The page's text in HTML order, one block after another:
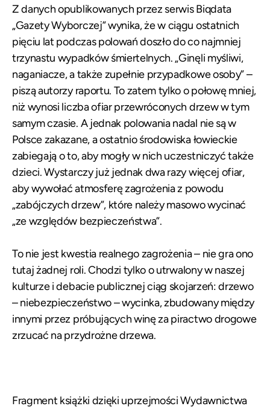
Z danych opublikowanych przez serwis Biqdata
„Gazety Wyborczej” wynika, że w ciągu ostatnich
pięciu lat podczas polowań doszło do co najmniej
trzynastu wypadków śmiertelnych. „Ginęli myśliwi,
naganiacze, a także zupełnie przypadkowe osoby”–
piszą autorzy raportu. To zatem tylko o połowę mniej,
niż wynosi liczba ofiar przewróconych drzew w tym
samym czasie. A jednak polowania nadal nie są w
Polsce zakazane, a ostatnio środowiska łowieckie
zabiegają o to, aby mogły w nich uczestniczyć także
dzieci. Wystarczy już jednak dwa razy więcej ofiar,
aby wywołać atmosferę zagrożenia z powodu
„zabójczych drzew”, które należy masowo wycinać
„ze względów bezpieczeństwa”.
To nie jest kwestia realnego zagrożenia – nie gra ono
tutaj żadnej roli. Chodzi tylko o utrwalony w naszej
kulturze i debacie publicznej ciąg skojarzeń: drzewo
– niebezpieczeństwo – wycinka, zbudowany między
innymi przez próbujących winę za piractwo drogowe
zrzucać na przydrożne drzewa.
Fragment książki dzięki uprzejmości Wydawnictwa